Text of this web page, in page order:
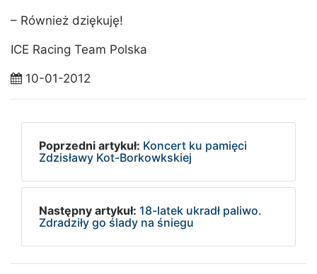
– Również dziękuję!
ICE Racing Team Polska
10-01-2012
Poprzedni artykuł: Koncert ku pamięci
Zdzisławy Kot-Borkowkskiej
Następny artykuł: 18-latek ukradł paliwo.
Zdradziły go ślady na śniegu